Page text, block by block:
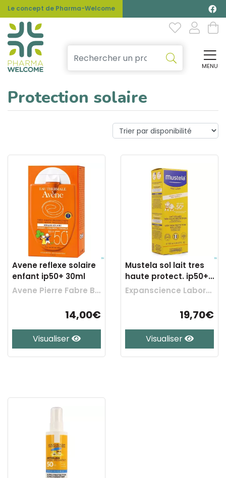
Le concept de Pharma-Welcome
MENU
Protection solaire
Avene reflexe solaire
enfant ip50+ 30ml
Avene Pierre Fabre Benelux
14,00€
Visualiser
Mustela sol lait tres
haute protect. ip50+
100ml
Expanscience Laboratoires
19,70€
Visualiser